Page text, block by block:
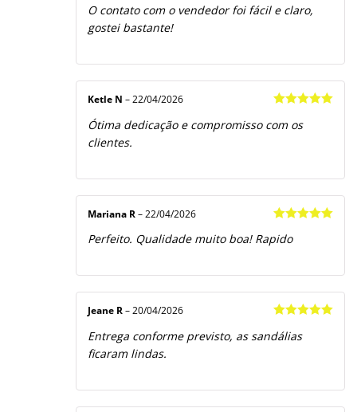
O contato com o vendedor foi fácil e claro,
gostei bastante!
de 5
Ketle N – 22/04/2026
Ótima dedicação e compromisso com os
clientes.
de 5
Mariana R – 22/04/2026
Perfeito. Qualidade muito boa! Rapido
de 5
Jeane R – 20/04/2026
Entrega conforme previsto, as sandálias
ficaram lindas.